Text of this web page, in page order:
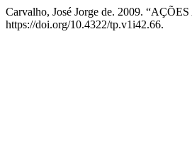
Carvalho, José Jorge de. 2009.
https://doi.org/10.4322/tp.v1i42.66.